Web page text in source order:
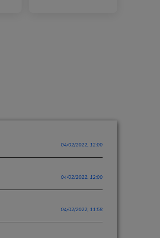
04/02/2022, 12:00
04/02/2022, 12:00
04/02/2022, 11:58